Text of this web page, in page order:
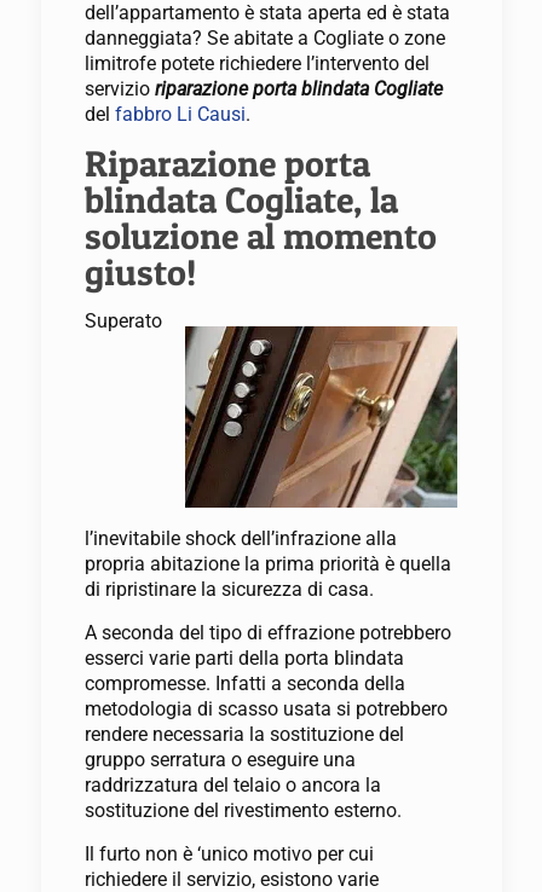
dell’appartamento è stata aperta ed è stata
danneggiata? Se abitate a Cogliate o zone
limitrofe potete richiedere l’intervento del
servizio riparazione porta blindata Cogliate
del fabbro Li Causi.
Riparazione porta
blindata Cogliate, la
soluzione al momento
giusto!
Superato
l’inevitabile shock dell’infrazione alla
propria abitazione la prima priorità è quella
di ripristinare la sicurezza di casa.
A seconda del tipo di effrazione potrebbero
esserci varie parti della porta blindata
compromesse. Infatti a seconda della
metodologia di scasso usata si potrebbero
rendere necessaria la sostituzione del
gruppo serratura o eseguire una
raddrizzatura del telaio o ancora la
sostituzione del rivestimento esterno.
Il furto non è ‘unico motivo per cui
richiedere il servizio, esistono varie